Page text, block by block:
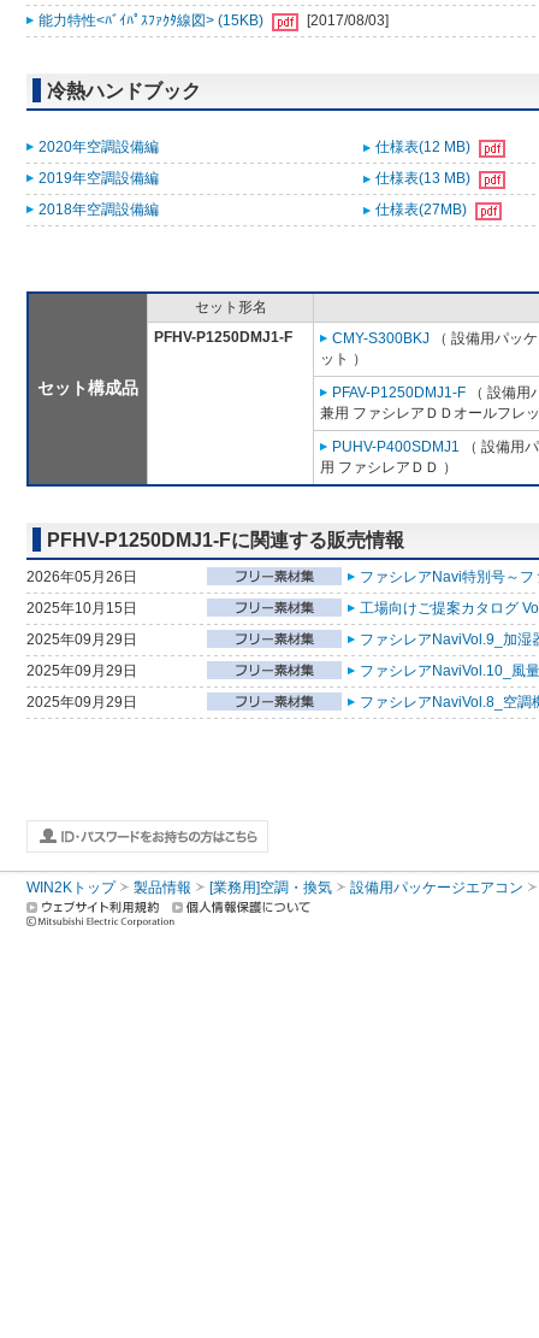
能力特性<ﾊﾞｲﾊﾟｽﾌｧｸﾀ線図> (15KB)
[2017/08/03]
冷熱ハンドブック
2020年空調設備編
仕様表(12 MB)
2019年空調設備編
仕様表(13 MB)
2018年空調設備編
仕様表(27MB)
セット構成品
セット形名
PFHV-P1250DMJ1-F
CMY-S300BKJ （ 設備用パッ
ット ）
PFAV-P1250DMJ1-F （ 設備用
兼用 ファシレアＤＤオールフレ
PUHV-P400SDMJ1 （ 設備用
用 ファシレアＤＤ ）
PFHV-P1250DMJ1-Fに関連する販売情報
2026年05月26日
ファシレアNavi特別号～
2025年10月15日
工場向けご提案カタログ
2025年09月29日
ファシレアNaviVol.9_加湿
2025年09月29日
ファシレアNaviVol.10_風
2025年09月29日
ファシレアNaviVol.8_空
WIN2Kトップ 製品情報 [業務用]空調・換気 設備用パッケージエアコン